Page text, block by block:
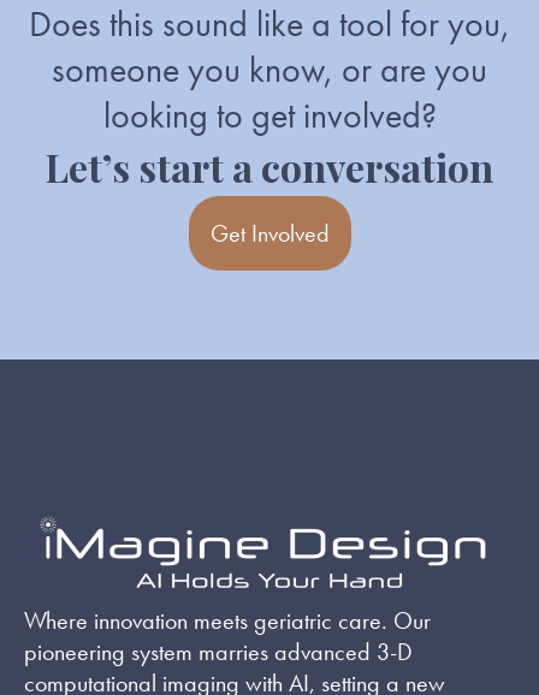
Does this sound like a tool for you,
someone you know, or are you
looking to get involved?
Let’s start a conversation
Get Involved
Where innovation meets geriatric care. Our
pioneering system marries advanced 3-D
computational imaging with AI, setting a new